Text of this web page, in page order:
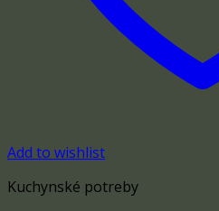
Add to wishlist
Kuchynské potreby